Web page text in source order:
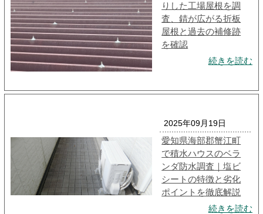
りした工場屋根を調
査、錆が広がる折板
屋根と過去の補修跡
を確認
続きを読む
2025年09月19日
愛知県海部郡蟹江町
で積水ハウスのベラ
ンダ防水調査｜塩ビ
シートの特徴と劣化
ポイントを徹底解説
続きを読む